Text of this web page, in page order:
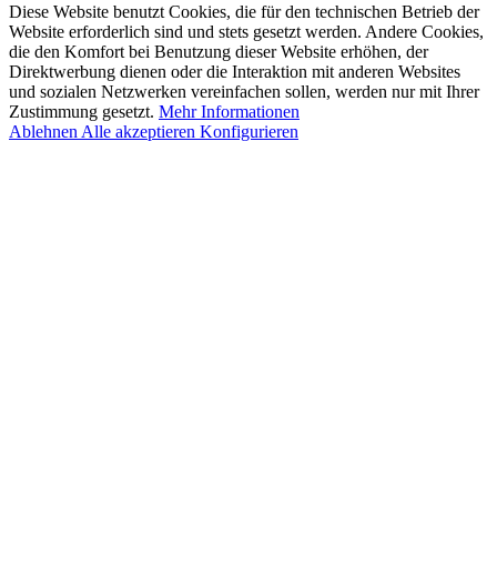
Diese Website benutzt Cookies, die für den technischen Betrieb der
Website erforderlich sind und stets gesetzt werden. Andere Cookies,
die den Komfort bei Benutzung dieser Website erhöhen, der
Direktwerbung dienen oder die Interaktion mit anderen Websites
und sozialen Netzwerken vereinfachen sollen, werden nur mit Ihrer
Zustimmung gesetzt. Mehr Informationen
Ablehnen Alle akzeptieren Konfigurieren